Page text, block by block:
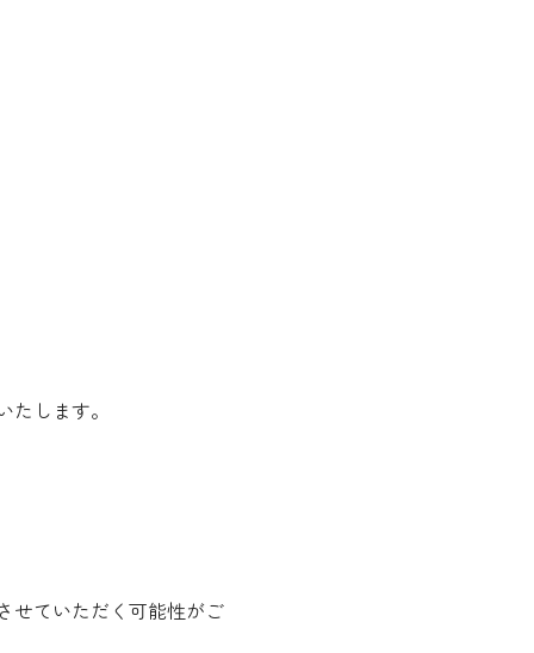
します。
せていただく可能性がご